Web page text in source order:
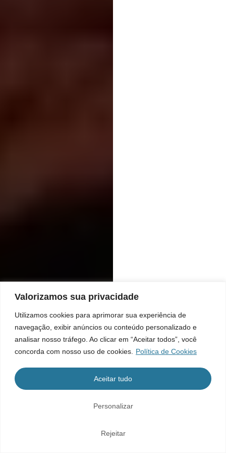
Valorizamos sua privacidade
Utilizamos cookies para aprimorar sua experiência de
navegação, exibir anúncios ou conteúdo personalizado e
analisar nosso tráfego. Ao clicar em “Aceitar todos”, você
concorda com nosso uso de cookies.
Política de Cookies
Personalizar
Rejeitar
Aceitar tudo